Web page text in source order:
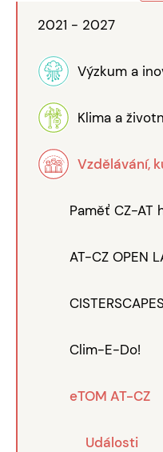
2021 - 2027
Výzkum a
Klima a
Vzdělávání,
Paměť CZ-AT
AT-CZ OPEN
Clim-E-Do!
eTOM AT-CZ
Události